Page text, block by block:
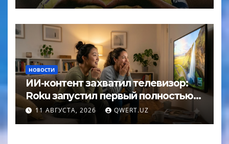
НОВОСТИ
ИИ-контент захватил телевизор:
Roku запустил первый полностью
нейросетевой канал
11 АВГУСТА, 2026 QWERT.UZ